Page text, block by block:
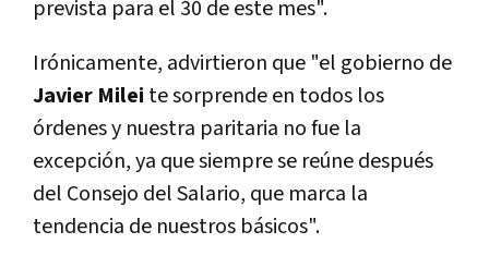
prevista para el 30 de este mes".
Irónicamente, advirtieron que "el gobierno de
Javier Milei te sorprende en todos los
órdenes y nuestra paritaria no fue la
excepción, ya que siempre se reúne después
del Consejo del Salario, que marca la
tendencia de nuestros básicos".